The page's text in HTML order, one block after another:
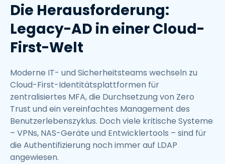
Die Herausforderung:
Legacy-AD in einer Cloud-
First-Welt
Moderne IT- und Sicherheitsteams wechseln zu
Cloud-First-Identitätsplattformen für
zentralisiertes MFA, die Durchsetzung von Zero
Trust und ein vereinfachtes Management des
Benutzerlebenszyklus. Doch viele kritische Systeme
– VPNs, NAS-Geräte und Entwicklertools – sind für
die Authentifizierung noch immer auf LDAP
angewiesen.